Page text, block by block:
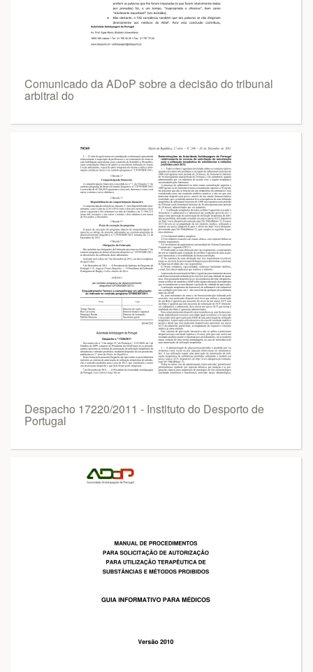
Comunicado da ADoP sobre a decisão do tribunal
arbitral do
Despacho 17220/2011 - Instituto do Desporto de
Portugal